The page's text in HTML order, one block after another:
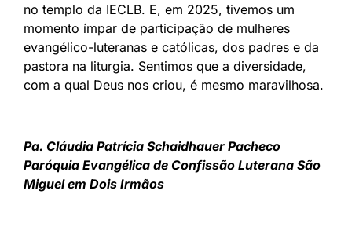
no templo da IECLB. E, em 2025, tivemos um
momento ímpar de participação de mulheres
evangélico-luteranas e católicas, dos padres e da
pastora na liturgia. Sentimos que a diversidade,
com a qual Deus nos criou, é mesmo maravilhosa.
Pa. Cláudia Patrícia Schaidhauer Pacheco
Paróquia Evangélica de Confissão Luterana São
Miguel em Dois Irmãos